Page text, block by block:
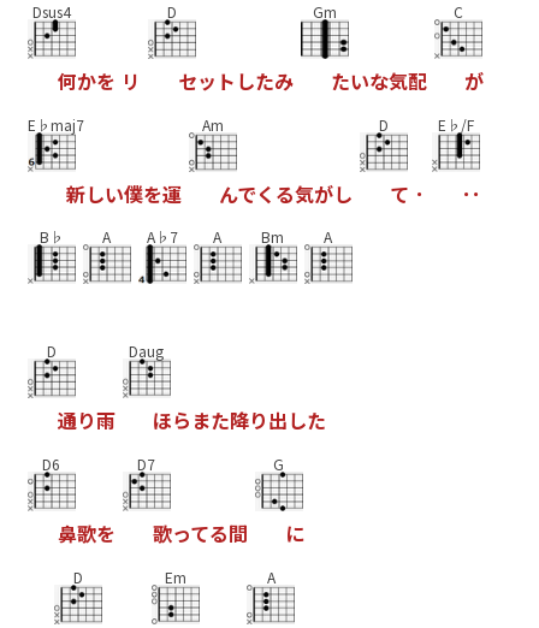
Dsus4
何かを リ
D
セッ ト したみ
Gm
たいな気配
C
が
E♭maj7
新しい僕を運
Am
んでく る気がし
D
て ･
E♭/F
･ ･
B♭ A A♭7 A Bm A
D
通り雨
Daug
ほら また降り出した
D6
鼻歌を
D7
歌ってる間
G
に
D Em A